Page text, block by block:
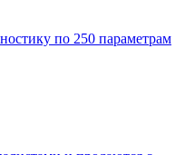
по 250 параметрам